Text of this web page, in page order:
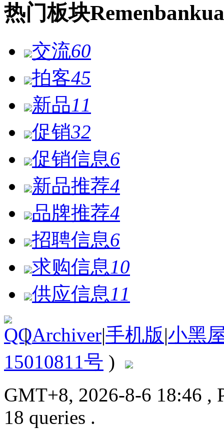
热门板块Remen
交流60
拍客45
新品11
促销32
促销信息6
新品推荐4
品牌推荐4
招聘信息6
求购信息 10
供应信息 11
| Archiver|手机版|小黑
15010811号 )
GMT+8, 2026-8-6 18:46 ,
18 queries .